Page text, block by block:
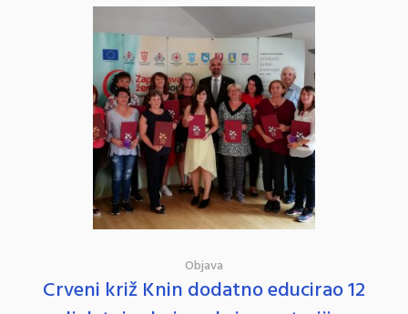
Objava
Crveni križ Knin dodatno educirao 12